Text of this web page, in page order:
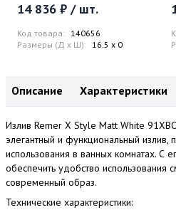
14 836 ₽ / шт.
Код товара: 140656
Размеры (Д x Ш): 16.5 x 0
Описание Характеристики
Излив Remer X Style Matt White
элегантный и функциональный излив,
использования в ванных комнатах. С
обеспечить удобство использования
современный образ.
Технические характеристики: